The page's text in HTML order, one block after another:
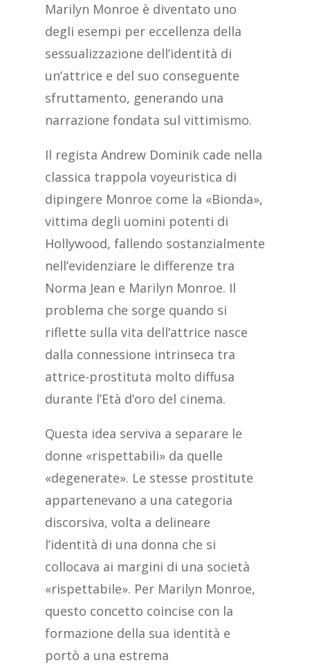
Marilyn Monroe è diventato uno
degli esempi per eccellenza della
sessualizzazione dell’identità di
un’attrice e del suo conseguente
sfruttamento, generando una
narrazione fondata sul vittimismo.
Il regista Andrew Dominik cade nella
classica trappola voyeuristica di
dipingere Monroe come la «Bionda»,
vittima degli uomini potenti di
Hollywood, fallendo sostanzialmente
nell’evidenziare le differenze tra
Norma Jean e Marilyn Monroe. Il
problema che sorge quando si
riflette sulla vita dell’attrice nasce
dalla connessione intrinseca tra
attrice-prostituta molto diffusa
durante l’Età d’oro del cinema.
Questa idea serviva a separare le
donne «rispettabili» da quelle
«degenerate». Le stesse prostitute
appartenevano a una categoria
discorsiva, volta a delineare
l’identità di una donna che si
collocava ai margini di una società
«rispettabile». Per Marilyn Monroe,
questo concetto coincise con la
formazione della sua identità e
portò a una estrema